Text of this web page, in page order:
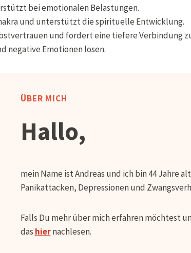
bei emotionalen Belastungen.
und unterstützt die spirituelle Entwicklung.
und fördert eine tiefere Verbindung
negative Emotionen lösen.
ÜBER MICH
Hallo,
mein Name ist Andreas und ich bin 44 Jahre
Panikattacken, Depressionen und
Falls Du mehr über mich erfahren möchtest
das hiernachlesen.